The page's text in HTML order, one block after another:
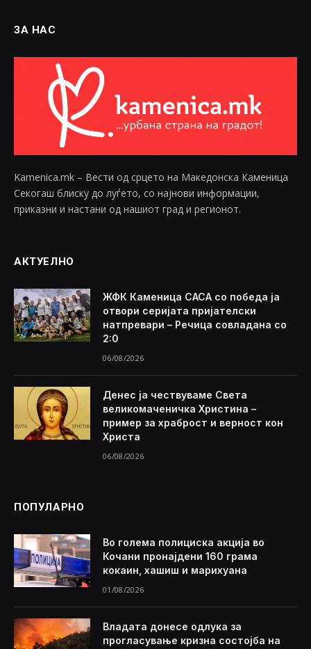
ЗА НАС
Kamenica.mk – Вести од срцето на Македонска Каменица
Секогаш блиску до луѓето, со најнови информации,
приказни и настани од нашиот град и регионот.
АКТУЕЛНО
ЖФК Каменица САСА со победа ја
отвори серијата пријателски
натпревари – Речица совладана со
2:0
06/08/2026
Денес ја чествуваме Света
великомаченичка Христина –
пример за храброст и верност кон
Христа
06/08/2026
ПОПУЛАРНО
Во голема полициска акција во
Кочани пронајдени 160 грама
кокаин, хашиш и марихуана
01/08/2026
Владата донесе одлука за
прогласување кризна состојба на